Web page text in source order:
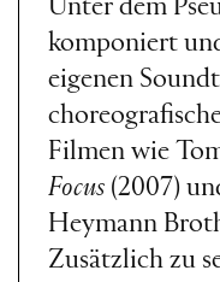
Unter dem
komponiert
eigenen
Filmen wie
Focus (2007)
Heymann
Zusätzlich zu